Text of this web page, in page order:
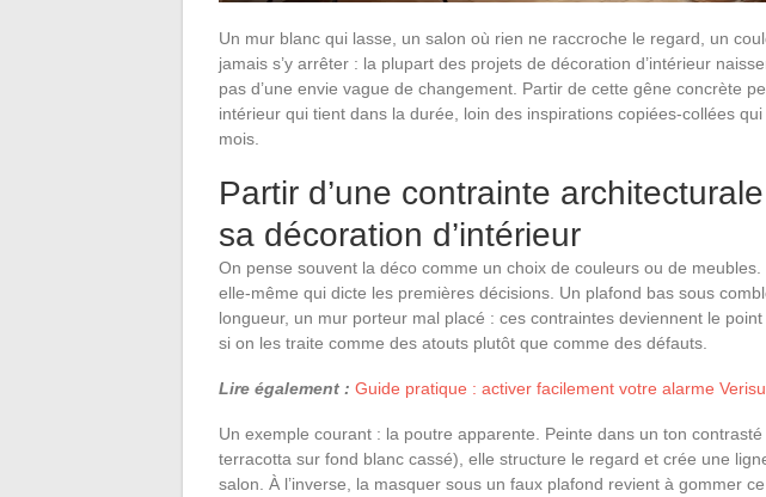
Un mur blanc qui lasse, un salon où rien ne raccroche le regard, un
jamais s’y arrêter : la plupart des projets de décoration d’intérieur
pas d’une envie vague de changement. Partir de cette gêne concrète
intérieur qui tient dans la durée, loin des inspirations copiées-collées
mois.
Partir d’une contrainte
sa décoration d’intérieur
On pense souvent la déco comme un choix de couleurs ou de meubles.
elle-même qui dicte les premières décisions. Un plafond bas sous
longueur, un mur porteur mal placé : ces contraintes deviennent le
si on les traite comme des atouts plutôt que comme des défauts.
Lire également : Guide pratique : activer facilement votre alarme
Un exemple courant : la poutre apparente. Peinte dans un ton
terracotta sur fond blanc cassé), elle structure le regard et crée une
salon. À l’inverse, la masquer sous un faux plafond revient à gommer